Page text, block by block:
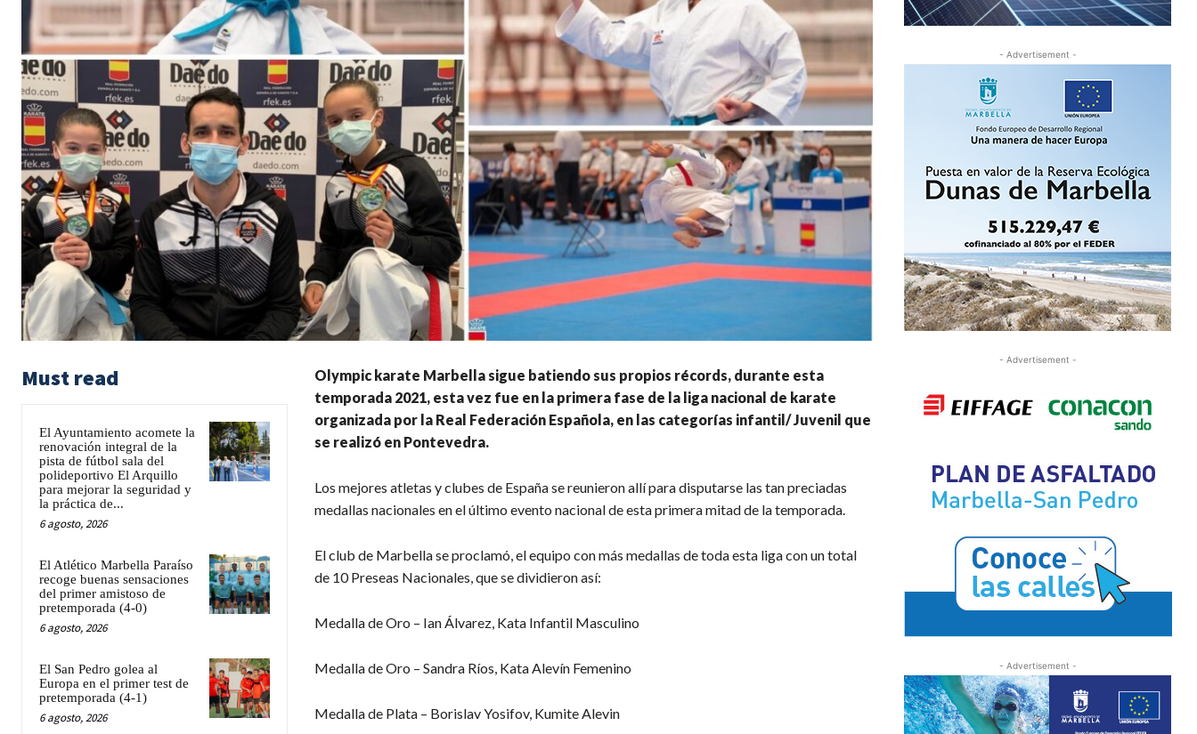
Must read
El Ayuntamiento acomete la
renovación integral de la
pista de fútbol sala del
polideportivo El Arquillo
para mejorar la seguridad y
la práctica de...
6 agosto, 2026
El Atlético Marbella Paraíso
recoge buenas sensaciones
del primer amistoso de
pretemporada (4-0)
6 agosto, 2026
El San Pedro golea al
Europa en el primer test de
pretemporada (4-1)
6 agosto, 2026
Olympic karate Marbella sigue batiendo sus propios récords, durante esta
temporada 2021, esta vez fue en la primera fase de la liga nacional de karate
organizada por la Real Federación Española, en las categorías infantil/ Juvenil que
se realizó en Pontevedra.
Los mejores atletas y clubes de España se reunieron allí para disputarse las tan preciadas
medallas nacionales en el último evento nacional de esta primera mitad de la temporada.
El club de Marbella se proclamó, el equipo con más medallas de toda esta liga con un total
de 10 Preseas Nacionales, que se dividieron así:
Medalla de Oro – Ian Álvarez, Kata Infantil Masculino
Medalla de Oro – Sandra Ríos, Kata Alevín Femenino
Medalla de Plata – Borislav Yosifov, Kumite Alevin
- Advertisement -
- Advertisement -
- Advertisement -